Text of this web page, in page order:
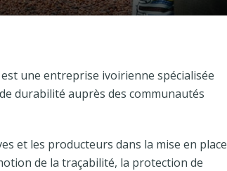
est une entreprise ivoirienne spécialisée
durabilité auprès des communautés
et les producteurs dans la mise en place
de la traçabilité, la protection de